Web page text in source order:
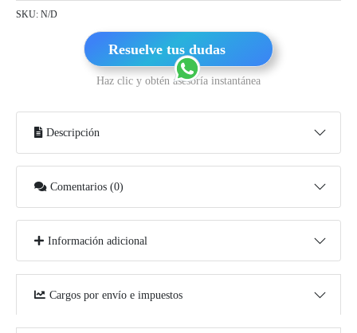
SKU: N/D
Resuelve tus dudas
Haz clic y obtén asesoría instantánea
Descripción
Comentarios (0)
Información adicional
Cargos por envío e impuestos